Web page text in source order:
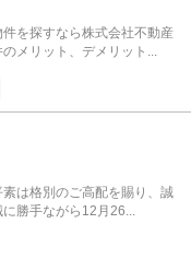
を探すなら株式会社不動産
メリット、デメリット...
は格別のご高配を賜り、誠
勝手ながら12月26...